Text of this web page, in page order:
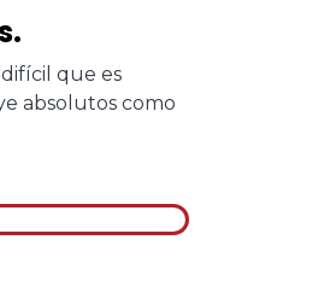
que es
absolutos como